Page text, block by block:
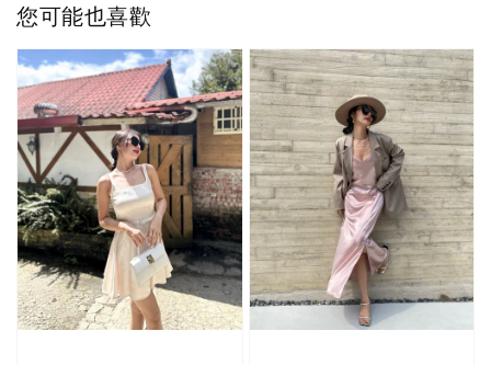
您可能也喜歡